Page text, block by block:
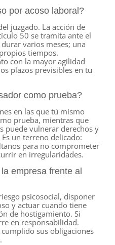
por acoso laboral?
juzgado. La acción de
50 se tramita ante el
varios meses; una
tiempos.
con la mayor agilidad
plazos previsibles en tu
como prueba?
en las que tú mismo
prueba, mientras que
puede vulnerar derechos y
un terreno delicado:
para no comprometer
en irregularidades.
empresa frente al
psicosocial, disponer
y actuar cuando tiene
de hostigamiento. Si
en responsabilidad.
sus obligaciones